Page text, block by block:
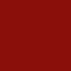
Viala
IGP Wine